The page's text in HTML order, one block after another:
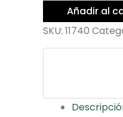
Añadir al
SKU: 11740